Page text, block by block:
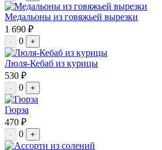
Медальоны из говяжьей вырезки
1 690 ₽
- 0 +
Люля-Кебаб из курицы
530 ₽
- 0 +
Гюрза
470 ₽
- 0 +